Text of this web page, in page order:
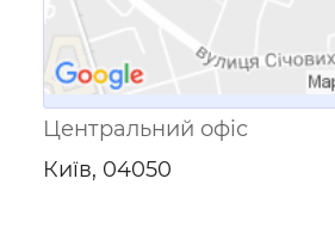
Центральний офіс
Київ, 04050